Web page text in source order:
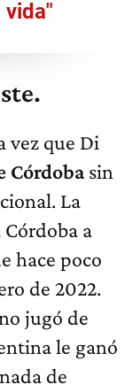
vez que Di
Córdobasin
La
Córdoba a
hace poco
de 2022.
jugó de
le ganó
de